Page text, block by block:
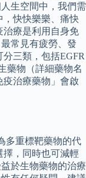
生空間中，我們需
，快快樂樂、痛快
治療是利用自身免
常見有疲勞、發
三類，包括EGFR
藥物（詳細藥物名
疫治療藥物」會啟
多重標靶藥物的代
，同時也可減輕
於生物藥物的治療